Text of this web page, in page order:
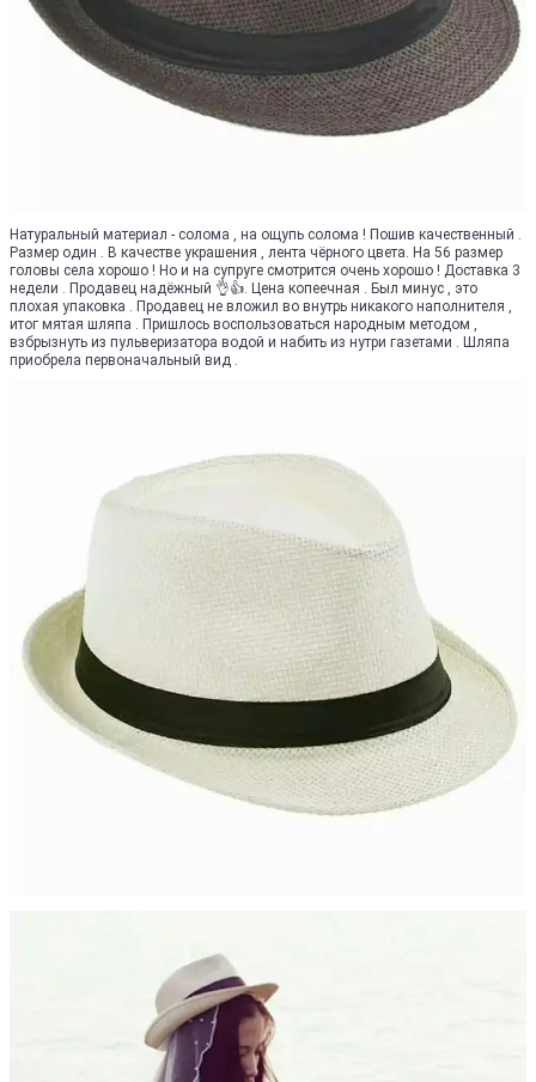
Натуральный материал - солома , на ощупь солома ! Пошив качественный .
Размер один . В качестве украшения , лента чёрного цвета. На 56 размер
головы села хорошо ! Но и на супруге смотрится очень хорошо ! Доставка 3
недели . Продавец надёжный 👌👍. Цена копеечная . Был минус , это
плохая упаковка . Продавец не вложил во внутрь никакого наполнителя ,
итог мятая шляпа . Пришлось воспользоваться народным методом ,
взбрызнуть из пульверизатора водой и набить из нутри газетами . Шляпа
приобрела первоначальный вид .